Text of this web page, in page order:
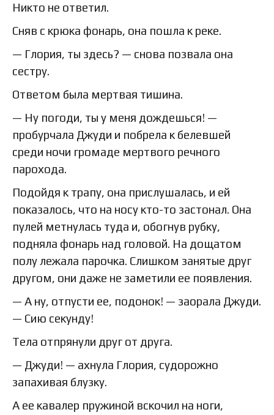
Никто не ответил.
Сняв с крюка фонарь, она пошла к реке.
— Глория, ты здесь? — снова позвала она
сестру.
Ответом была мертвая тишина.
— Ну погоди, ты у меня дождешься! —
пробурчала Джуди и побрела к белевшей
среди ночи громаде мертвого речного
парохода.
Подойдя к трапу, она прислушалась, и ей
показалось, что на носу кто-то застонал. Она
пулей метнулась туда и, обогнув рубку,
подняла фонарь над головой. На дощатом
полу лежала парочка. Слишком занятые друг
другом, они даже не заметили ее появления.
— А ну, отпусти ее, подонок! — заорала Джуди.
— Сию секунду!
Тела отпрянули друг от друга.
— Джуди! — ахнула Глория, судорожно
запахивая блузку.
А ее кавалер пружиной вскочил на ноги,